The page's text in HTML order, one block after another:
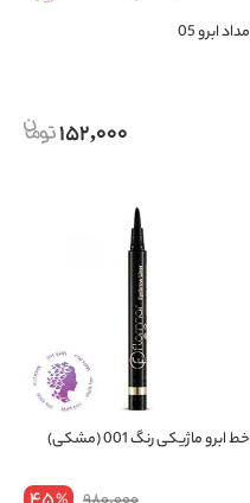
مداد ابرو 05
152,000
خط ابرو ماژیکی رنگ 001 (مشکی)